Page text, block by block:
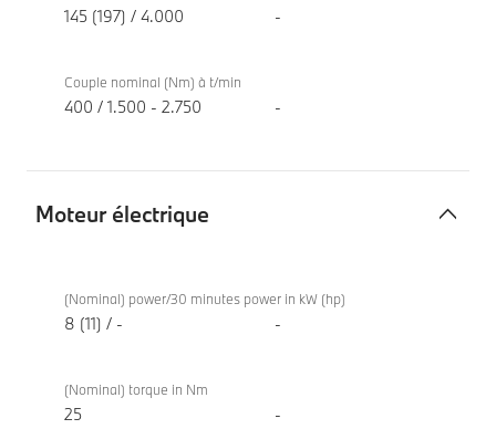
145 (197) / 4.000 -
Couple nominal (Nm) à t/min
400 / 1.500 - 2.750 -
Moteur électrique
électrique
520d
Berline
(Nominal) power/30 minutes power in kW (hp)
8 (11) / - -
(Nominal) torque in Nm
25 -